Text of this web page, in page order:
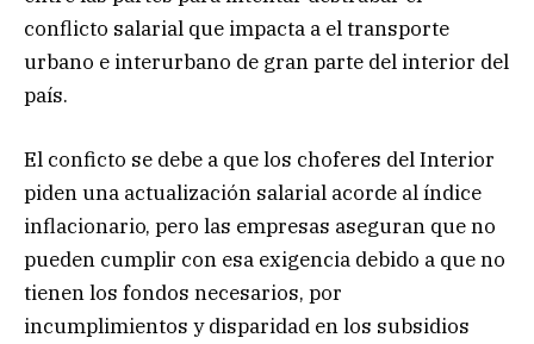
conflicto salarial que impacta a el transporte
urbano e interurbano de gran parte del interior del
país.
El conficto se debe a que los choferes del Interior
piden una actualización salarial acorde al índice
inflacionario, pero las empresas aseguran que no
pueden cumplir con esa exigencia debido a que no
tienen los fondos necesarios, por
incumplimientos y disparidad en los subsidios